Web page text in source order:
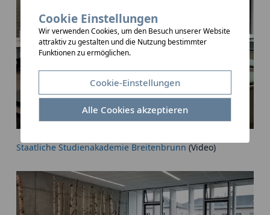
Staatliche Studienakademie Breitenbrunn (Video)
Cookie Einstellungen
Wir verwenden Cookies, um den Besuch unserer Website
attraktiv zu gestalten und die Nutzung bestimmter
Funktionen zu ermöglichen.
Cookie-Einstellungen
Alle Cookies akzeptieren